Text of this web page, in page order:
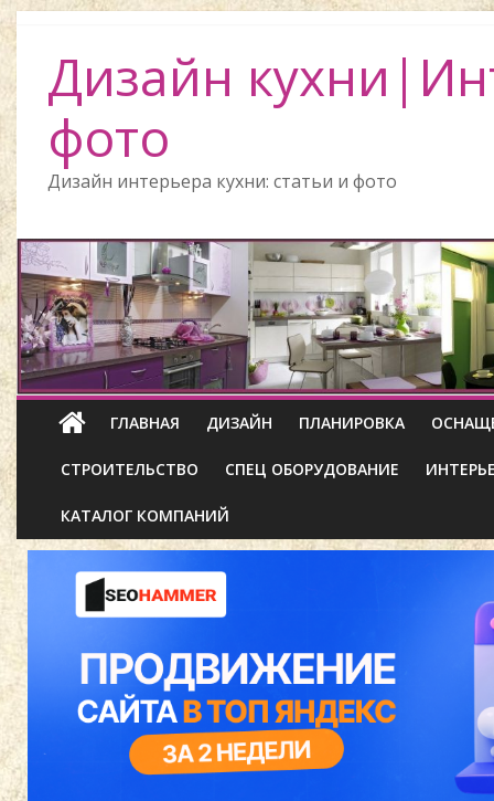
Дизайн
фото
Дизайн интерьера кухни: статьи и фото
ГЛАВНАЯ ДИЗАЙН ПЛАНИРОВКА
СТРОИТЕЛЬСТВО СПЕЦ ОБОРУДОВАНИЕ
КАТАЛОГ КОМПАНИЙ